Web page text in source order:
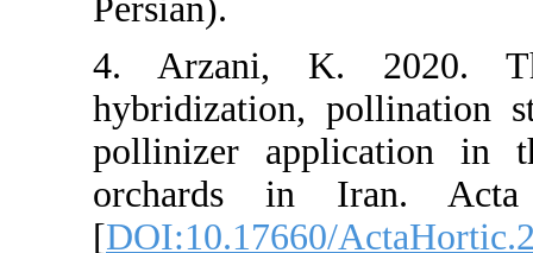
4. Arzani,
hybridization,
pollinizer
orchards in
[